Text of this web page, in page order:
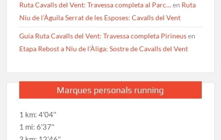
Ruta Cavalls del Vent: Travessa completa al Parc…en Ruta
Niu de l’Àguila Serrat de les Esposes: Cavalls del Vent
Guia Ruta Cavalls del Vent: Travessa completa Pirineusen
Etapa Rebost a Niu de l’Àliga: Sostre de Cavalls del Vent
Marques personals running
1 km: 4'04''
1 mi: 6'37''